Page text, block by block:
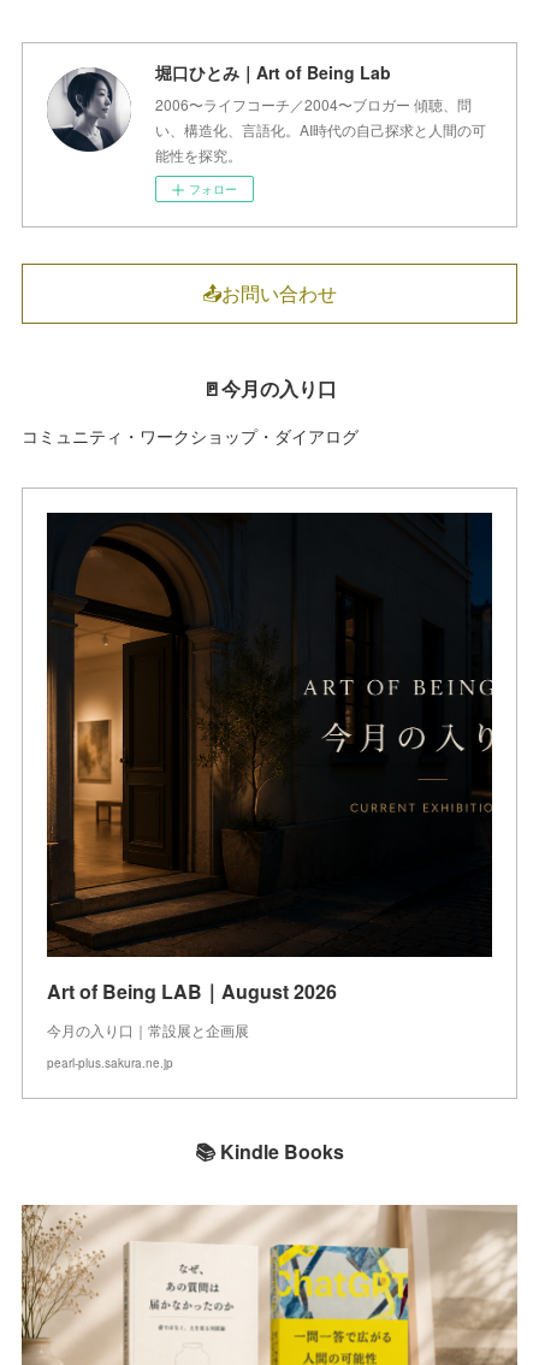
堀口ひとみ｜Art of Being Lab
2006〜ライフコーチ／2004〜ブロガー 傾聴、問
い、構造化、言語化。AI時代の自己探求と人間の可
能性を探究。
フォロー
📤お問い合わせ
🚪今月の入り口
コミュニティ・ワークショップ・ダイアログ
Art of Being LAB｜August 2026
今月の入り口｜常設展と企画展
pearl-plus.sakura.ne.jp
📚 Kindle Books